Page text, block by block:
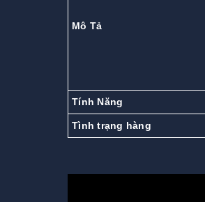
Mô Tả
Tính Năng
Tình trạng hàng